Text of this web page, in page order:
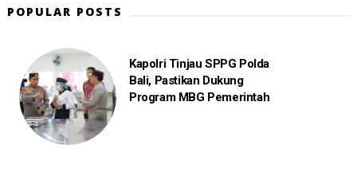
POPULAR POSTS
Kapolri Tinjau SPPG Polda
Bali, Pastikan Dukung
Program MBG Pemerintah